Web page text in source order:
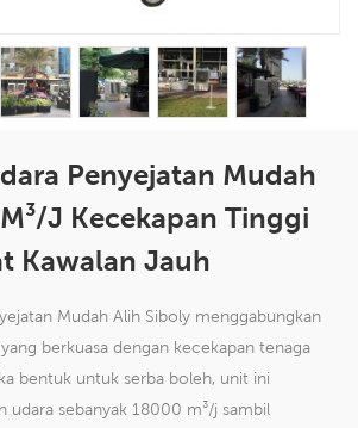
Penyejatan Mudah
j Kecekapan Tinggi
Kawalan Jauh
Mudah Alih Siboly menggabungkan
berkuasa dengan kecekapan tenaga
bentuk untuk serba boleh, unit ini
udara sebanyak 18000 m³/j sambil